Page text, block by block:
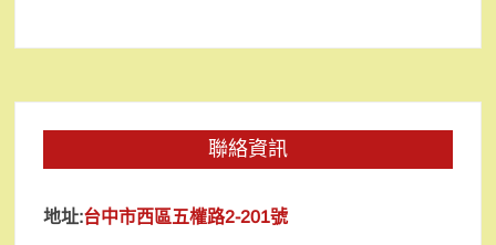
聯絡資訊
地址:台中市西區五權路2-201號